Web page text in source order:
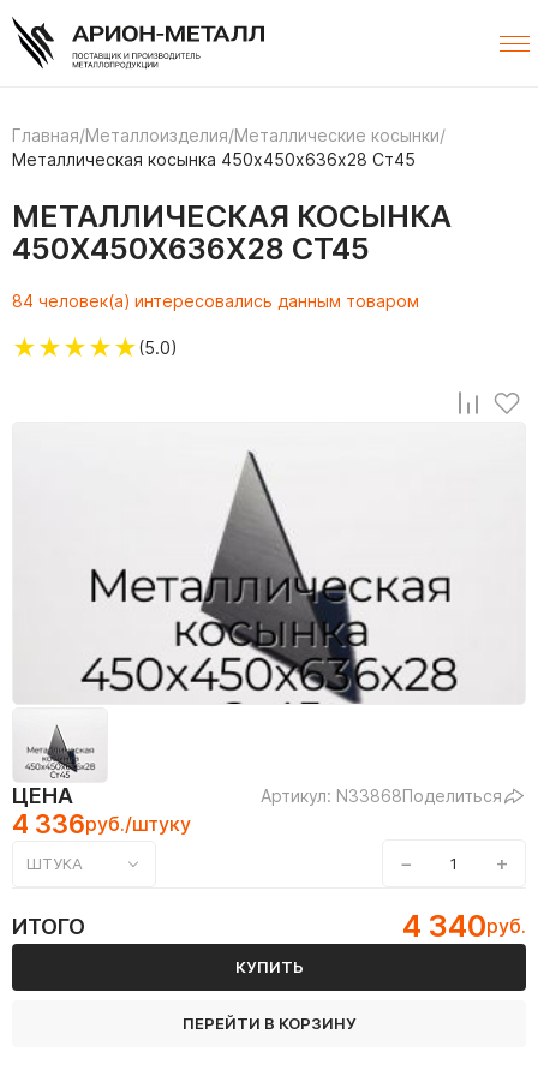
Главная/Металлоизделия/Металлические косынки/
Металлическая косынка 450х450х636х28 Ст45
МЕТАЛЛИЧЕСКАЯ КОСЫНКА
450Х450Х636Х28 СТ45
84 человек(а) интересовались данным товаром
★★★★★(5.0)
ЦЕНА Артикул: N33868Поделиться
4 336руб./штуку
ШТУКА − +
ИТОГО 4 340руб.
КУПИТЬ
ПЕРЕЙТИ В КОРЗИНУ